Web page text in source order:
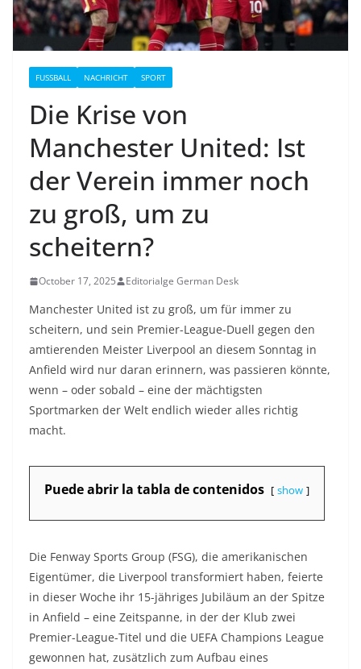
FUSSBALL NACHRICHT SPORT
Die Krise von
Manchester United: Ist
der Verein immer noch
zu groß, um zu
scheitern?
October 17, 2025 Editorialge German Desk
Manchester United ist zu groß, um für immer zu
scheitern, und sein Premier-League-Duell gegen den
amtierenden Meister Liverpool an diesem Sonntag in
Anfield wird nur daran erinnern, was passieren könnte,
wenn – oder sobald – eine der mächtigsten
Sportmarken der Welt endlich wieder alles richtig
macht.
Puede abrir la tabla de contenidos show
Die Fenway Sports Group (FSG), die amerikanischen
Eigentümer, die Liverpool transformiert haben, feierte
in dieser Woche ihr 15-jähriges Jubiläum an der Spitze
in Anfield – eine Zeitspanne, in der der Klub zwei
Premier-League-Titel und die UEFA Champions League
gewonnen hat, zusätzlich zum Aufbau eines